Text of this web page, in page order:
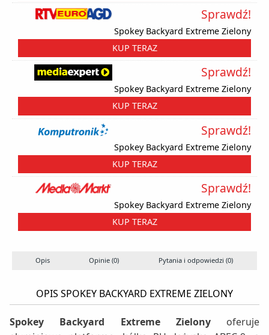
Spokey Backyard Extreme Zielony
Sprawdź!
KUP TERAZ
Spokey Backyard Extreme Zielony
Sprawdź!
KUP TERAZ
Spokey Backyard Extreme Zielony
Sprawdź!
KUP TERAZ
Spokey Backyard Extreme Zielony
Sprawdź!
KUP TERAZ
Opis Opinie (0) Pytania i odpowiedzi (0)
OPIS SPOKEY BACKYARD EXTREME ZIELONY
Spokey Backyard Extreme Zielonyoferuje